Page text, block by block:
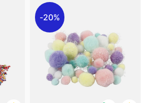
20%